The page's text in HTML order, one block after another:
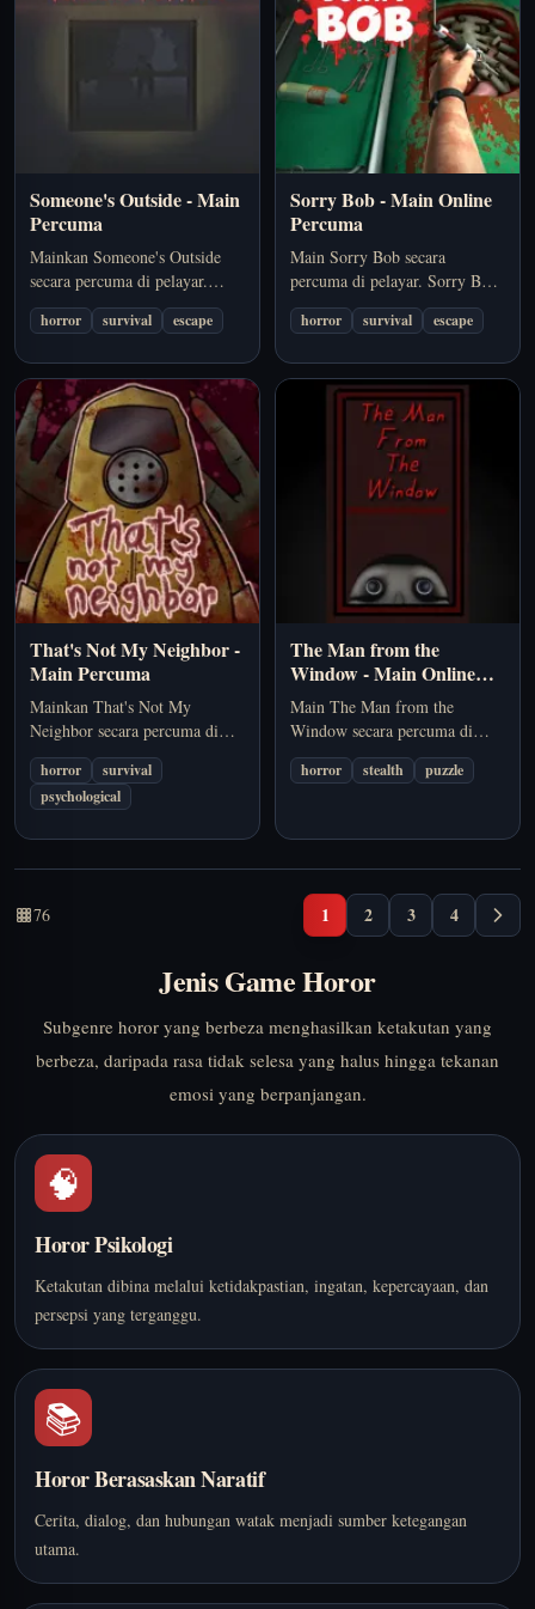
Someone's Outside - Main
Percuma
Mainkan Someone's Outside
secara percuma di pelayar.
Someone's Outside ialah game
seram pelayar yang
suasana, timing, dan objektif
untuk terus hidup yang jelas.
Pilihan yang sesuai jika anda
mahukan…
horror survival escape
Sorry Bob - Main Online
Percuma
Main Sorry Bob secara
percuma di pelayar. Sorry Bob
menggunakan sudut pandang
first-person untuk menjadikan
ancaman yang datang sebelum
kamu sempat benar-benar
horror survival escape
That's Not My Neighbor -
Main Percuma
Mainkan That's Not My
Neighbor secara percuma di
pelayar. That's Not My
Neighbor menggabungkan
pemerhatian dan kecurigaan,
membenarkan orang yang salah
anda mahukan…
horror
survival
psychological
The Man from the
Window - Main Online
Percuma
Main The Man from the
Window secara percuma di
pelayar. The Man from the
Window ialah game horor
meningkat.
horror stealth puzzle
76 1 2 3 4
Jenis Game Horor
Subgenre horor yang berbeza menghasilkan ketakutan yang
berbeza, daripada rasa tidak selesa yang halus hingga tekanan
emosi yang berpanjangan.
🧠
Horor Psikologi
Ketakutan dibina melalui ketidakpastian, ingatan, kepercayaan, dan
persepsi yang terganggu.
📚
Horor Berasaskan Naratif
Cerita, dialog, dan hubungan watak menjadi sumber ketegangan
utama.